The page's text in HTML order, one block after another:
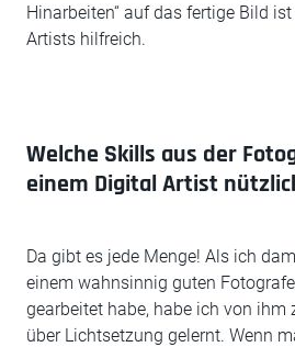
Hinarbeiten“ auf das fertige Bild
Artists hilfreich.
Welche Skills aus der
einem Digital Artist
Da gibt es jede Menge! Als ich
einem wahnsinnig guten
gearbeitet habe, habe ich von ihm
über Lichtsetzung gelernt. Wenn